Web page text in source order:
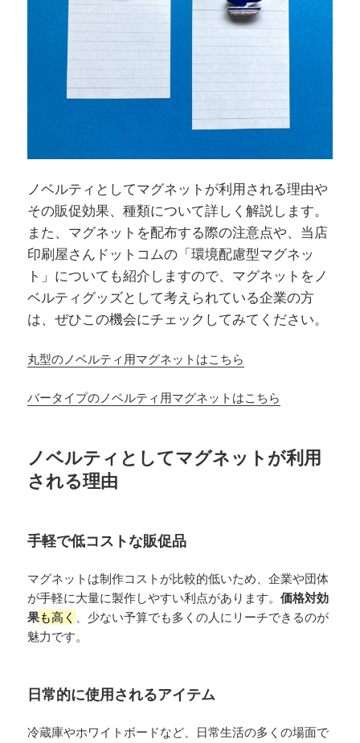
ノベルティとしてマグネットが利用される理由や
その販促効果、種類について詳しく解説します。
また、マグネットを配布する際の注意点や、当店
印刷屋さんドットコムの「環境配慮型マグネッ
ト」についても紹介しますので、マグネットをノ
ベルティグッズとして考えられている企業の方
は、ぜひこの機会にチェックしてみてください。
丸型のノベルティ用マグネットはこちら
バータイプのノベルティ用マグネットはこちら
ノベルティとしてマグネットが利用
される理由
手軽で低コストな販促品
マグネットは制作コストが比較的低いため、企業や団体
が手軽に大量に製作しやすい利点があります。価格対効
果も高く 、少ない予算でも多くの人にリーチできるのが
魅力です。
日常的に使用されるアイテム
冷蔵庫やホワイトボードなど、日常生活の多くの場面で